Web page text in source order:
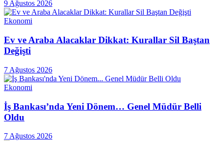
9 Ağustos 2026
Ekonomi
Ev ve Araba Alacaklar Dikkat: Kurallar Sil Baştan
Değişti
7 Ağustos 2026
Ekonomi
İş Bankası’nda Yeni Dönem… Genel Müdür Belli
Oldu
7 Ağustos 2026